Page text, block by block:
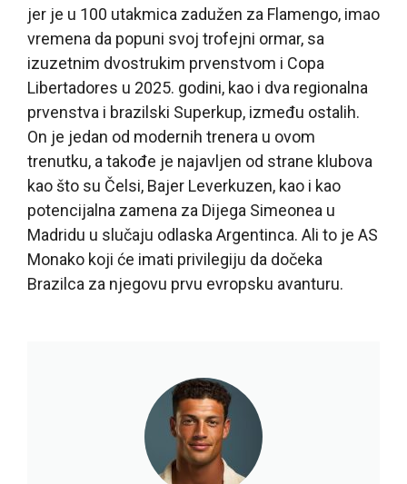
jer je u 100 utakmica zadužen za Flamengo, imao
vremena da popuni svoj trofejni ormar, sa
izuzetnim dvostrukim prvenstvom i Copa
Libertadores u 2025. godini, kao i dva regionalna
prvenstva i brazilski Superkup, između ostalih.
On je jedan od modernih trenera u ovom
trenutku, a takođe je najavljen od strane klubova
kao što su Čelsi, Bajer Leverkuzen, kao i kao
potencijalna zamena za Dijega Simeonea u
Madridu u slučaju odlaska Argentinca. Ali to je AS
Monako koji će imati privilegiju da dočeka
Brazilca za njegovu prvu evropsku avanturu.